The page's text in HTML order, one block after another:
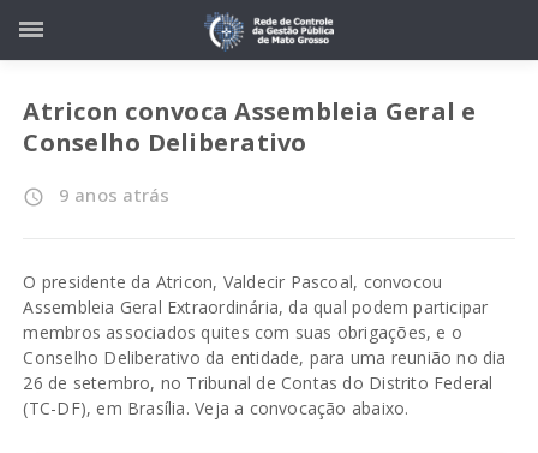
Atricon convoca Assembleia Geral e
Conselho Deliberativo
access_time 9 anos atrás
O presidente da Atricon, Valdecir Pascoal, convocou
Assembleia Geral Extraordinária, da qual podem participar
membros associados quites com suas obrigações, e o
Conselho Deliberativo da entidade, para uma reunião no dia
26 de setembro, no Tribunal de Contas do Distrito Federal
(TC-DF), em Brasília. Veja a convocação abaixo.